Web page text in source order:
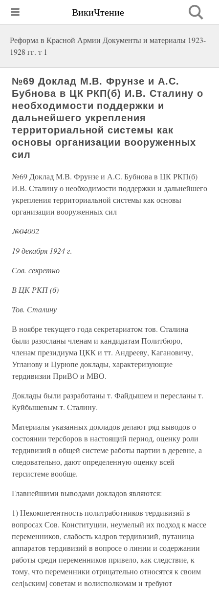
ВикиЧтение
Реформа в Красной Армии Документы и материалы 1923-
1928 гг. т 1
№69 Доклад М.В. Фрунзе и А.С.
Бубнова в ЦК РКП(б) И.В. Сталину о
необходимости поддержки и
дальнейшего укрепления
территориальной системы как
основы организации вооруженных
сил
№69 Доклад М.В. Фрунзе и А.С. Бубнова в ЦК РКП(б)
И.В. Сталину о необходимости поддержки и дальнейшего
укрепления территориальной системы как основы
организации вооруженных сил
№04002
19 декабря 1924 г.
Сов. секретно
В ЦК РКП (б)
Тов. Сталину
В ноябре текущего года секретариатом тов. Сталина
были разосланы членам и кандидатам Политбюро,
членам президиума ЦКК и тт. Андрееву, Кагановичу,
Угланову и Цурюпе доклады, характеризующие
тердивизии ПриВО и МВО.
Доклады были разработаны т. Файдышем и пересланы т.
Куйбышевым т. Сталину.
Материалы указанных докладов делают ряд выводов о
состоянии терсборов в настоящий период, оценку роли
тердивизий в общей системе работы партии в деревне, а
следовательно, дают определенную оценку всей
терсистеме вообще.
Главнейшими выводами докладов являются:
1) Некомпетентность политработников тердивизий в
вопросах Сов. Конституции, неумелый их подход к массе
переменников, слабость кадров тердивизий, путаница
аппаратов тердивизий в вопросе о линии и содержании
работы среди переменников привело, как следствие, к
тому, что переменники отрицательно относятся к своим
сел[ьским] советам и волисполкомам и требуют